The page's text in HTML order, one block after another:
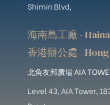
Shimin Blvd,
海南島工廠 -
香港辦公處 -
北角友邦廣場 AIA
Level 43, AIA Tower,